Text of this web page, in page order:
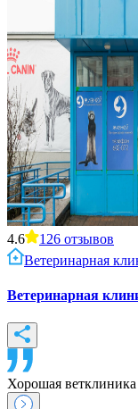
4.6 126 отзывов
Ветеринарная
Ветеринарная
Хорошая ветклиника